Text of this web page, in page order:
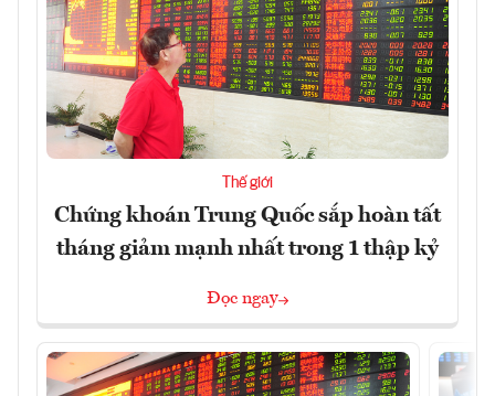
Thế giới
Chứng khoán Trung Quốc sắp hoàn tất
tháng giảm mạnh nhất trong 1 thập kỷ
Đọc ngay